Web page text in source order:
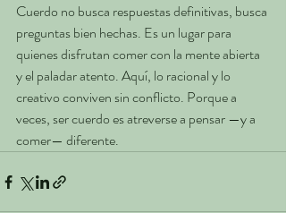
Cuerdo no busca respuestas definitivas, busca
preguntas bien hechas. Es un lugar para
quienes disfrutan comer con la mente abierta
y el paladar atento. Aquí, lo racional y lo
creativo conviven sin conflicto. Porque a
veces, ser cuerdo es atreverse a pensar —y a
comer— diferente.